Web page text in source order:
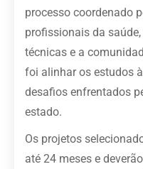
processo coordenado
profissionais da
técnicas e a
foi alinhar os estudos
desafios enfrentados
estado.
Os projetos
até 24 meses e